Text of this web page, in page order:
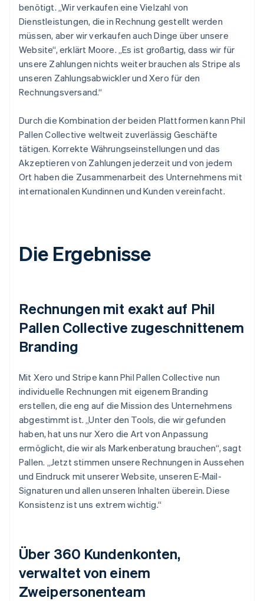
benötigt. „Wir verkaufen eine Vielzahl von
Dienstleistungen, die in Rechnung gestellt werden
müssen, aber wir verkaufen auch Dinge über unsere
Website“, erklärt Moore. „Es ist großartig, dass wir für
unsere Zahlungen nichts weiter brauchen als Stripe als
unseren Zahlungsabwickler und Xero für den
Rechnungsversand.“
Durch die Kombination der beiden Plattformen kann Phil
Pallen Collective weltweit zuverlässig Geschäfte
tätigen. Korrekte Währungseinstellungen und das
Akzeptieren von Zahlungen jederzeit und von jedem
Ort haben die Zusammenarbeit des Unternehmens mit
internationalen Kundinnen und Kunden vereinfacht.
Die Ergebnisse
Rechnungen mit exakt auf Phil
Pallen Collective zugeschnittenem
Branding
Mit Xero und Stripe kann Phil Pallen Collective nun
individuelle Rechnungen mit eigenem Branding
erstellen, die eng auf die Mission des Unternehmens
abgestimmt ist. „Unter den Tools, die wir gefunden
haben, hat uns nur Xero die Art von Anpassung
ermöglicht, die wir als Markenberatung brauchen“, sagt
Pallen. „Jetzt stimmen unsere Rechnungen in Aussehen
und Eindruck mit unserer Website, unseren E-Mail-
Signaturen und allen unseren Inhalten überein. Diese
Konsistenz ist uns extrem wichtig.“
Über 360 Kundenkonten,
verwaltet von einem
Zweipersonenteam